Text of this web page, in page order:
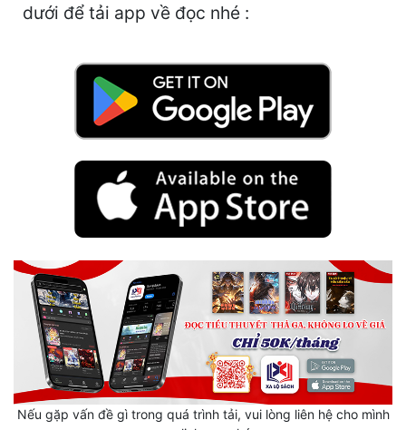
Quan Trường
Tiểu Thuyết
Trinh Thám
Triều Đấu
Trùng Sinh
Trọng Sinh
dưới để tải app về đọc nhé :
Nếu gặp vấn đề gì trong quá trình tải, vui lòng liên hệ cho mình